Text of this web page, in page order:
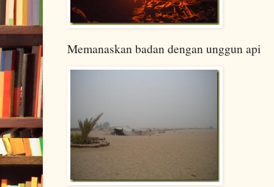
Memanaskan badan dengan unggun api